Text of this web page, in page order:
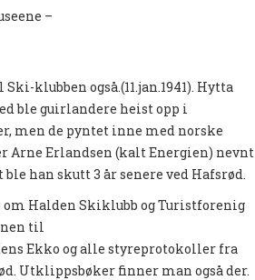
–
klubben også.(11.jan.1941). Hytta
ble guirlandere heist opp i
men de pyntet inne med norske
Arne Erlandsen (kalt Energien) nevnt
han skutt 3 år senere ved Hafsrød.
Halden Skiklubb og Turistforenig
til
Ekko og alle styreprotokoller fra
Utklippsbøker finner man også der.